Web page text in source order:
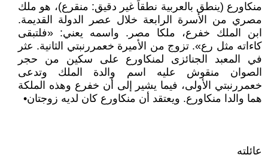
منكاورع (ينطق بالعربية نطقاً غير دقيق: منقرع)، هو ملك
مصري من الأسرة الرابعة خلال عصر الدولة القديمة.
ابن الملك خفرع، ملكا مصر. واسمه يعني: «فلتبقى
كاءاته مثل رع». تزوج من الأميرة خعمررنبتي الثانية. عثر
في المعبد الجنائزى لمنكاورع على سكين من حجر
الصوان منقوش عليه اسم والدة الملك وتدعى
خعمررنبتي الأولى، فيما يشير إلى أن خفرع وهذه الملكة
هما والدا منكاورع. ويعتقد أن منكاورع كان لديه زوجتان•
عائلته